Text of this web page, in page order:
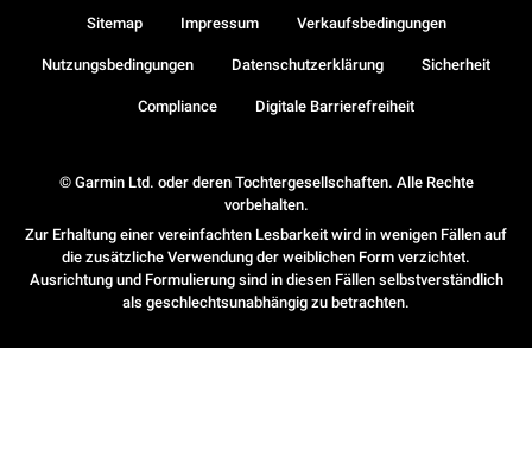
© Garmin Ltd. oder deren Tochtergesellschaften. Alle Rechte
vorbehalten.
Zur Erhaltung einer vereinfachten Lesbarkeit wird in wenigen Fällen auf
die zusätzliche Verwendung der weiblichen Form verzichtet.
Ausrichtung und Formulierung sind in diesen Fällen selbstverständlich
als geschlechtsunabhängig zu betrachten.
Sitemap Impressum Verkaufsbedingungen
Nutzungsbedingungen Datenschutzerklärung Sicherheit
Compliance Digitale Barrierefreiheit